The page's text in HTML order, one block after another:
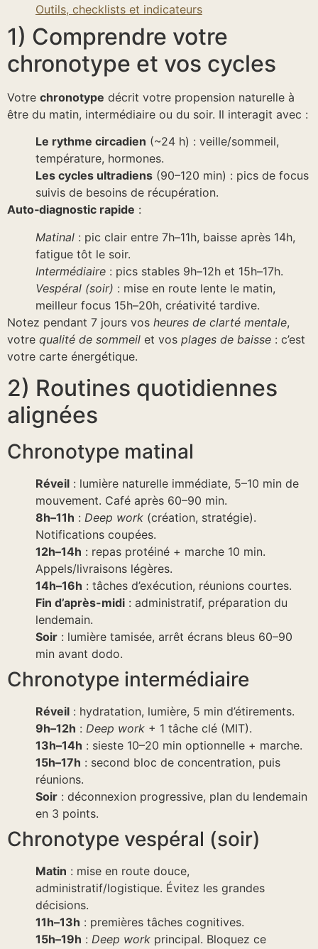
Outils, checklists et indicateurs
1) Comprendre votre
chronotype et vos cycles
Votre chronotype décrit votre propension naturelle à
être du matin, intermédiaire ou du soir. Il interagit avec :
Le rythme circadien (~24 h) : veille/sommeil,
température, hormones.
Les cycles ultradiens (90–120 min) : pics de focus
suivis de besoins de récupération.
Auto‑diagnostic rapide :
Matinal : pic clair entre 7h–11h, baisse après 14h,
fatigue tôt le soir.
Intermédiaire : pics stables 9h–12h et 15h–17h.
Vespéral (soir) : mise en route lente le matin,
meilleur focus 15h–20h, créativité tardive.
Notez pendant 7 jours vos heures de clarté mentale,
votre qualité de sommeil et vos plages de baisse : c’est
votre carte énergétique.
2) Routines quotidiennes
alignées
Chronotype matinal
Réveil : lumière naturelle immédiate, 5–10 min de
mouvement. Café après 60–90 min.
8h–11h : Deep work (création, stratégie).
Notifications coupées.
12h–14h : repas protéiné + marche 10 min.
Appels/livraisons légères.
14h–16h : tâches d’exécution, réunions courtes.
Fin d’après-midi : administratif, préparation du
lendemain.
Soir : lumière tamisée, arrêt écrans bleus 60–90
min avant dodo.
Chronotype intermédiaire
Réveil : hydratation, lumière, 5 min d’étirements.
9h–12h : Deep work + 1 tâche clé (MIT).
13h–14h : sieste 10–20 min optionnelle + marche.
15h–17h : second bloc de concentration, puis
réunions.
Soir : déconnexion progressive, plan du lendemain
en 3 points.
Chronotype vespéral (soir)
Matin : mise en route douce,
administratif/logistique. Évitez les grandes
décisions.
11h–13h : premières tâches cognitives.
15h–19h : Deep work principal. Bloquez ce